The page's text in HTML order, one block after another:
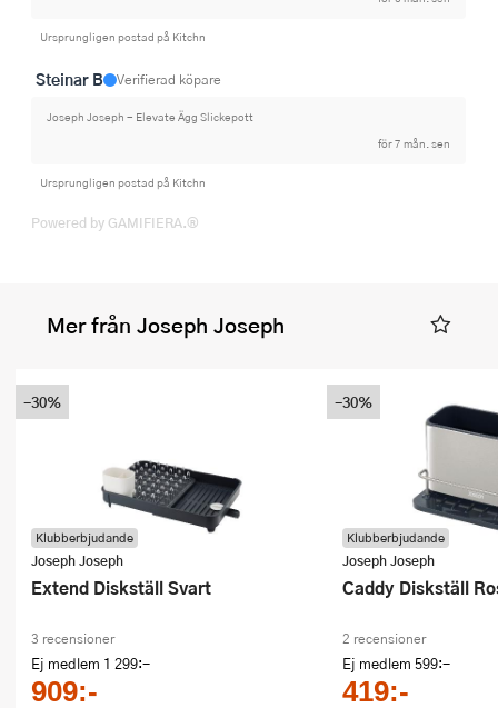
Ursprungligen postad på Kitchn
Steinar B Verifierad köpare
Joseph Joseph - Elevate Ägg Slickepott
för 7 mån. sen
Ursprungligen postad på Kitchn
Powered by GAMIFIERA.®
Mer från Joseph Joseph
Klubberbjudande
Joseph Joseph
Extend Diskställ Svart
3 recensioner
Ej medlem 1 299:-
909:-
-30%
Klubberbjudande
Joseph Joseph
Caddy Diskställ
2 recensioner
Ej medlem 599:-
419:-
-30%